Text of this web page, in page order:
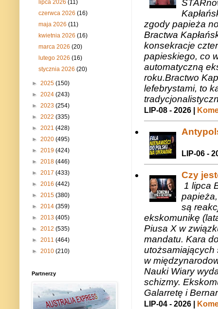
zgody papieża
Bractwa
konsekracje
papieskiego, co
automatyczną
roku.Bractwo
lefebrystami, to
LIP-08 - 2026 |
LIP-06 -
Czy
1 lipca
są
ekskomunikę
Piusa X w
mandatu. Kara
utożsamiających
w
Nauki Wiary
schizmy.
Galarretę i
LIP-04 - 2026 |
lipca 2026(11)
czerwca 2026(16)
maja 2026(11)
kwietnia 2026(16)
marca 2026(20)
lutego 2026(16)
stycznia 2026(20)
► 2025 (150)
► 2024 (243)
► 2023 (254)
► 2022 (335)
► 2021 (428)
► 2020 (495)
► 2019 (424)
► 2018 (446)
► 2017 (433)
► 2016 (442)
► 2015 (380)
► 2014 (359)
► 2013 (405)
► 2012 (535)
► 2011 (464)
► 2010 (210)
Partnerzy